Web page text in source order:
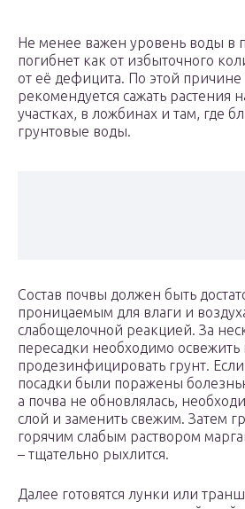
Не менее важен уровень воды в
погибнет как от избыточного
от её дефицита. По этой причине
рекомендуется сажать растения
участках, в ложбинах и там, где
грунтовые воды.
Состав почвы должен быть
проницаемым для влаги и
слабощелочной реакцией. За
пересадки необходимо освежить
продезинфицировать грунт.
посадки были поражены
а почва не обновлялась,
слой и заменить свежим. Затем
горячим слабым раствором
– тщательно рыхлится.
Далее готовятся лунки или